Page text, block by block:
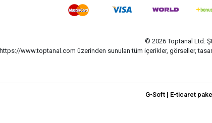
© 2026 Toptanal Ltd.
https://www.toptanal.com üzerinden sunulan tüm içerikler, görseller,
G-Soft | E-ticaret